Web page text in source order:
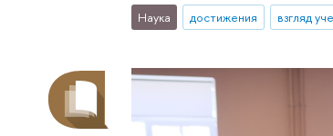
Наука достижения взгляд